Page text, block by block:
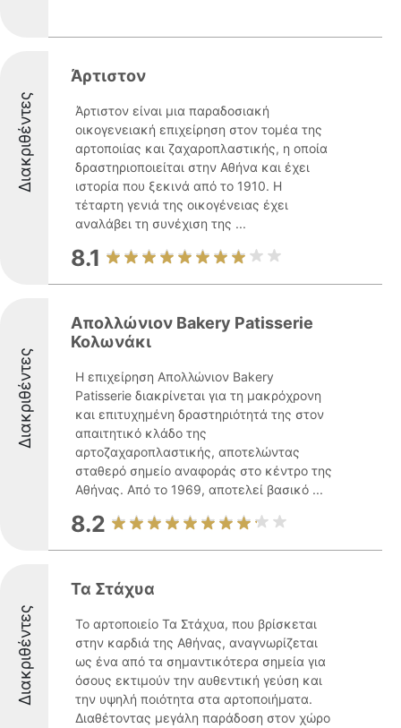
Διακριθέντες
Άρτιστον
Άρτιστον είναι μια παραδοσιακή
οικογενειακή επιχείρηση στον τομέα της
αρτοποιίας και ζαχαροπλαστικής, η οποία
δραστηριοποιείται στην Αθήνα και έχει
ιστορία που ξεκινά από το 1910. Η
τέταρτη γενιά της οικογένειας έχει
αναλάβει τη συνέχιση της ...
8.1
Διακριθέντες
Απολλώνιον Bakery Patisserie
Κολωνάκι
Η επιχείρηση Απολλώνιον Bakery
Patisserie διακρίνεται για τη μακρόχρονη
και επιτυχημένη δραστηριότητά της στον
απαιτητικό κλάδο της
αρτοζαχαροπλαστικής, αποτελώντας
σταθερό σημείο αναφοράς στο κέντρο της
Αθήνας. Από το 1969, αποτελεί βασικό ...
8.2
Διακριθέντες
Τα Στάχυα
Το αρτοποιείο Τα Στάχυα, που βρίσκεται
στην καρδιά της Αθήνας, αναγνωρίζεται
ως ένα από τα σημαντικότερα σημεία για
όσους εκτιμούν την αυθεντική γεύση και
την υψηλή ποιότητα στα αρτοποιήματα.
Διαθέτοντας μεγάλη παράδοση στον χώρο